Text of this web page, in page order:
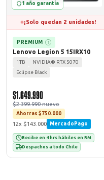
ACER
1 año garantía
¡Solo quedan 2 unidades!
PREMIUM ?
Lenovo Legion 5 15IRX10
1TB
NVIDIA® RTX 5070
Eclipse Black
$1.649.990
$2.399.990 nuevo
Ahorras $750.000
12x $143.000 MercadoPago
Recibe en 4 hrs hábiles en RM
Despachos a todo Chile